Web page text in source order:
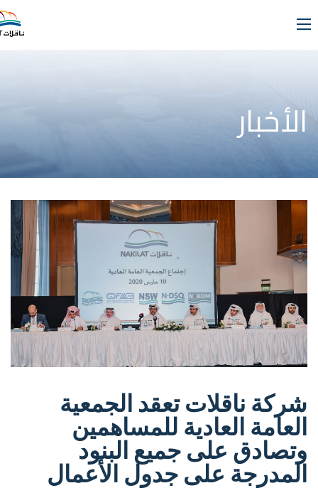
الأخبار
شركة ناقلات تعقد الجمعية
العامة العادية للمساهمين
وتصادق على جميع البنود
المدرجة على جدول الأعمال